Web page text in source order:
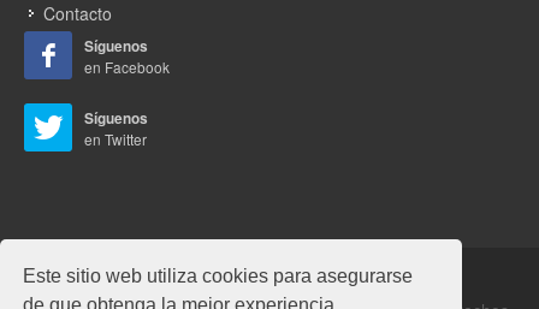
Este sitio web utiliza cookies para asegurarse
de que obtenga la mejor experiencia.
Contacto
Síguenos
en Facebook
Síguenos
en Twitter